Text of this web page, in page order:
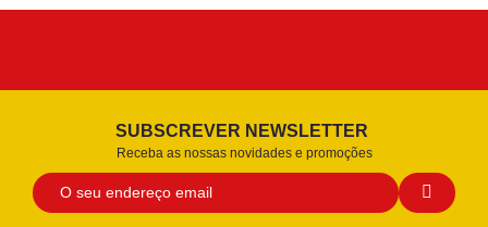
SUBSCREVER NEWSLETTER
Receba as nossas novidades e promoções